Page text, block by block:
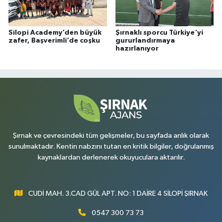
Silopi Academy’den büyük
zafer, Başverimli’de coşku
Şırnaklı sporcu Türkiye'yi
gururlandırmaya
hazırlanıyor
Şırnak ve çevresindeki tüm gelişmeler, bu sayfada anlık olarak
sunulmaktadır. Kentin nabzını tutan en kritik bilgiler, doğrulanmış
kaynaklardan derlenerek okuyuculara aktarılır.
CUDİ MAH. 3.CAD GÜL APT. NO: 1 DAİRE 4 SİLOPİ ŞIRNAK
0547 300 73 73